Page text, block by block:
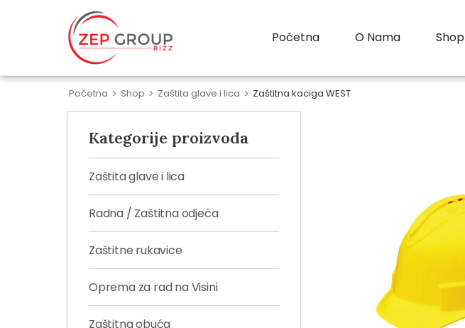
Početna O Nama Shop
Početna > Shop > Zaštita glave i lica > Zaštitna kaciga WEST
Kategorije proizvoda
Zaštita glave i lica
Radna / Zaštitna odjeća
Zaštitne rukavice
Oprema za rad na Visini
Zaštitna obuća